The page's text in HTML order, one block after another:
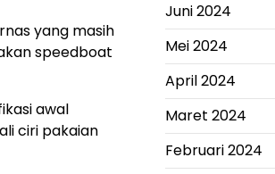
yang masih
speedboat
awal
ciri pakaian
Juni 2024
Mei 2024
April 2024
Maret 2024
Februari 2024